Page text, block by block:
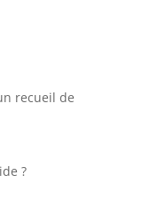
recueil de
?